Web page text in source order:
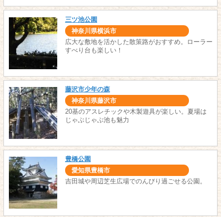
三ツ池公園
神奈川県横浜市
広大な敷地を活かした散策路がおすすめ。ローラー
すべり台も楽しい！
藤沢市少年の森
神奈川県藤沢市
20基のアスレチックや木製遊具が楽しい。夏場は
じゃぶじゃぶ池も魅力
豊橋公園
愛知県豊橋市
吉田城や周辺芝生広場でのんびり過ごせる公園。